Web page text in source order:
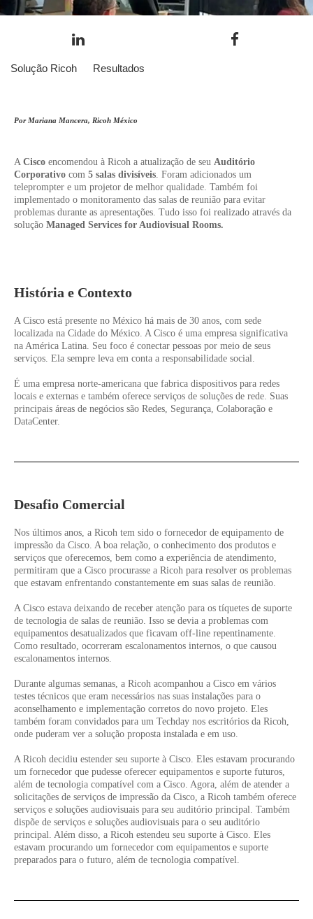
Solução Ricoh Resultados
Por Mariana Mancera, Ricoh México
A Cisco encomendou à Ricoh a atualização de seu Auditório
Corporativo com 5 salas divisíveis. Foram adicionados um
teleprompter e um projetor de melhor qualidade. Também foi
implementado o monitoramento das salas de reunião para evitar
problemas durante as apresentações. Tudo isso foi realizado através da
solução Managed Services for Audiovisual Rooms.
História e Contexto
A Cisco está presente no México há mais de 30 anos, com sede
localizada na Cidade do México. A Cisco é uma empresa significativa
na América Latina. Seu foco é conectar pessoas por meio de seus
serviços. Ela sempre leva em conta a responsabilidade social.
É uma empresa norte-americana que fabrica dispositivos para redes
locais e externas e também oferece serviços de soluções de rede. Suas
principais áreas de negócios são Redes, Segurança, Colaboração e
DataCenter.
Desafio Comercial
Nos últimos anos, a Ricoh tem sido o fornecedor de equipamento de
impressão da Cisco. A boa relação, o conhecimento dos produtos e
serviços que oferecemos, bem como a experiência de atendimento,
permitiram que a Cisco procurasse a Ricoh para resolver os problemas
que estavam enfrentando constantemente em suas salas de reunião.
A Cisco estava deixando de receber atenção para os tíquetes de suporte
de tecnologia de salas de reunião. Isso se devia a problemas com
equipamentos desatualizados que ficavam off-line repentinamente.
Como resultado, ocorreram escalonamentos internos, o que causou
escalonamentos internos.
Durante algumas semanas, a Ricoh acompanhou a Cisco em vários
testes técnicos que eram necessários nas suas instalações para o
aconselhamento e implementação corretos do novo projeto. Eles
também foram convidados para um Techday nos escritórios da Ricoh,
onde puderam ver a solução proposta instalada e em uso.
A Ricoh decidiu estender seu suporte à Cisco. Eles estavam procurando
um fornecedor que pudesse oferecer equipamentos e suporte futuros,
além de tecnologia compatível com a Cisco. Agora, além de atender a
solicitações de serviços de impressão da Cisco, a Ricoh também oferece
serviços e soluções audiovisuais para seu auditório principal. Também
dispõe de serviços e soluções audiovisuais para o seu auditório
principal. Além disso, a Ricoh estendeu seu suporte à Cisco. Eles
estavam procurando um fornecedor com equipamentos e suporte
preparados para o futuro, além de tecnologia compatível.